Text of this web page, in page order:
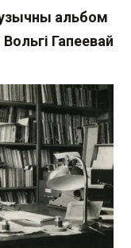
альбом
Гапеевай